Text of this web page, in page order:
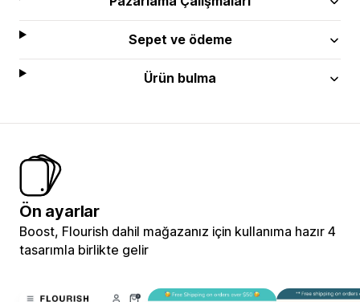
Sepet ve ödeme
Ürün bulma
Ön ayarlar
Boost, Flourish dahil mağazanız için kullanıma hazır 4
tasarımla birlikte gelir